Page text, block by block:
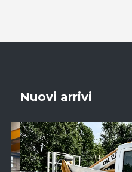
Nuovi arrivi